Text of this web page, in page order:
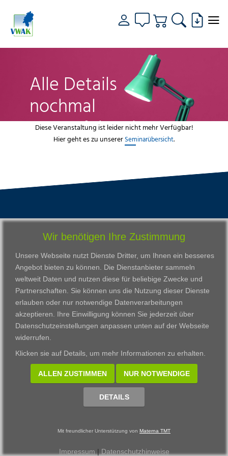
Alle Details
nochmal
genau fokussiert
Diese Veranstaltung ist leider nicht mehr Verfügbar!
Hier geht es zu unserer Seminarübersicht.
VWAK
Karriere
Kontakt
Download
Impressum
Datenschutzerklärung
Standorte
Darmstadt
Frankfurt am Main
Gießen
Kassel
Wiesbaden
Fortbildungszentrum
Bildungsangebot
Ausbildung
Zertifikatslehrgänge
Fortbildung
© 2002 - 2026 Materna TMT GmbH, powered by CARUSO
Wir benötigen Ihre Zustimmung
Unsere Webseite nutzt Dienste Dritter, um Ihnen ein besseres
Angebot bieten zu können. Die Dienstanbieter sammeln
weltweit Daten und nutzen diese für beliebige Zwecke und
Partnerschaften. Sie können uns die Nutzung dieser Dienste
erlauben oder nur notwendige Datenverarbeitungen
akzeptieren. Ihre Einwilligung können Sie jederzeit über
Datenschutzeinstellungen anpassen unten auf der Webseite
widerrufen.
Klicken sie auf Details, um mehr Informationen zu erhalten.
ALLEN ZUSTIMMEN NUR NOTWENDIGE
DETAILS
Mit freundlicher Unterstützung von Materna TMT
Impressum | Datenschutzhinweise